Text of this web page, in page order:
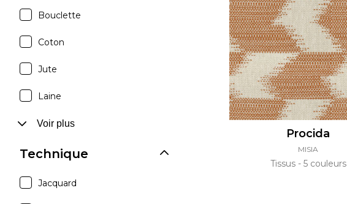
Bouclette
Coton
Jute
Laine
Voir plus
Technique
Jacquard
Procida
MISIA
Tissus 5 couleurs